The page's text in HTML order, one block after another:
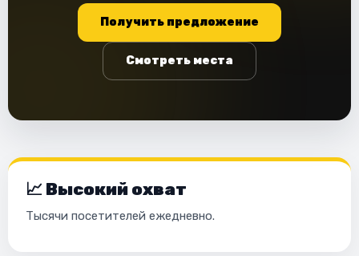
Получить предложение
Смотреть места
📈 Высокий охват
Тысячи посетителей ежедневно.